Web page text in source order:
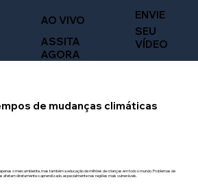
ASSITA
AGORA
AO VIVO
SEU
VÍDEO
ENVIE
o meio ambiente, mas também a educação de milhões de crianças em todo o mundo. Problemas de
afetam diretamente o aprendizado, especialmente nas regiões mais vulneráveis.
de mudanças climáticas